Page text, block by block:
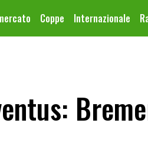
Coppe Internazionale